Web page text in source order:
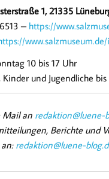
1, 21335
– https://
10 bis 17 Uhr
und Jugendliche bis
Mail an redaktion@luene-
Berichte und
redaktion@luene-